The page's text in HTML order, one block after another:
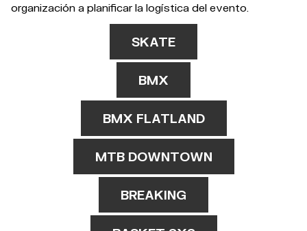
organización a planificar la logística del evento.
SKATE
BMX
BMX FLATLAND
MTB DOWNTOWN
BREAKING